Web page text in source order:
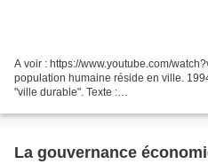
A voir : https://www.youtube.com/
population humaine réside en ville.
"ville durable". Texte :
six-milliards-d-urbains-en-
La gouvernance